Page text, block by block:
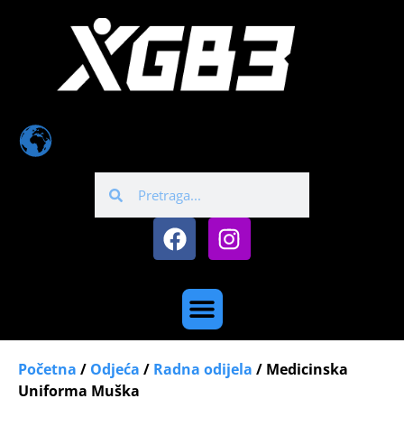
Početna / Odjeća / Radna odijela / Medicinska
Uniforma Muška